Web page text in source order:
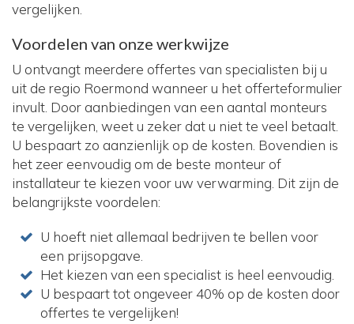
vergelijken.
Voordelen van onze werkwijze
U ontvangt meerdere offertes van specialisten bij u
uit de regio Roermond wanneer u het offerteformulier
invult. Door aanbiedingen van een aantal monteurs
te vergelijken, weet u zeker dat u niet te veel betaalt.
U bespaart zo aanzienlijk op de kosten. Bovendien is
het zeer eenvoudig om de beste monteur of
installateur te kiezen voor uw verwarming. Dit zijn de
belangrijkste voordelen:
U hoeft niet allemaal bedrijven te bellen voor
een prijsopgave.
Het kiezen van een specialist is heel eenvoudig.
U bespaart tot ongeveer 40% op de kosten door
offertes te vergelijken!